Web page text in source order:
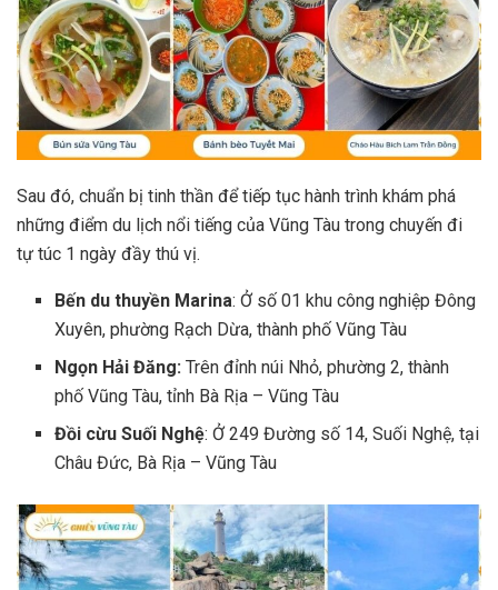
Sau đó, chuẩn bị tinh thần để tiếp tục hành trình khám phá
những điểm du lịch nổi tiếng của Vũng Tàu trong chuyến đi
tự túc 1 ngày đầy thú vị.
Bến du thuyền Marina: Ở số 01 khu công nghiệp Đông
Xuyên, phường Rạch Dừa, thành phố Vũng Tàu
Ngọn Hải Đăng:Trên đỉnh núi Nhỏ, phường 2, thành
phố Vũng Tàu, tỉnh Bà Rịa – Vũng Tàu
Đồi cừu Suối Nghệ: Ở 249 Đường số 14, Suối Nghệ, tại
Châu Đức, Bà Rịa – Vũng Tàu